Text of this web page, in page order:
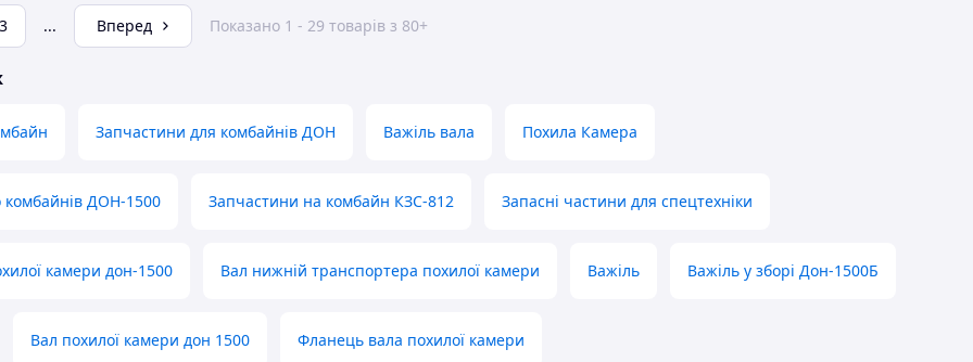
3 ... Вперед Показано 1 - 29 товарів з 80+
Запчастини для комбайнів ДОН Важіль вала Похила Камера
комбайнів ДОН-1500 Запчастини на комбайн КЗС-812 Запасні частини для спецтехніки
камери дон-1500 Вал нижній транспортера похилої камери Важіль Важіль у зборі Дон-1500Б
Вал похилої камери дон 1500 Фланець вала похилої камери